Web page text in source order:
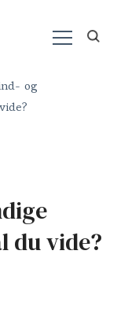
og
du vide?